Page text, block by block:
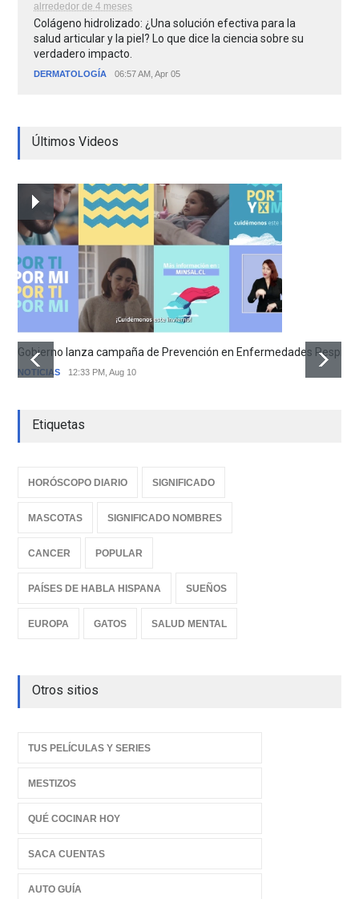
alrrededor de 4 meses
Colágeno hidrolizado: ¿Una solución efectiva para la
salud articular y la piel? Lo que dice la ciencia sobre su
verdadero impacto.
DERMATOLOGÍA 06:57 AM, Apr 05
Últimos Videos
Gobierno lanza campaña de Prevención en Enfermedades
NOTICIAS 12:33 PM, Aug 10
Etiquetas
HORÓSCOPO DIARIO SIGNIFICADO
MASCOTAS SIGNIFICADO NOMBRES
CANCER POPULAR
PAÍSES DE HABLA HISPANA SUEÑOS
EUROPA GATOS SALUD MENTAL
Otros sitios
TUS PELÍCULAS Y SERIES
MESTIZOS
QUÉ COCINAR HOY
SACA CUENTAS
AUTO GUÍA